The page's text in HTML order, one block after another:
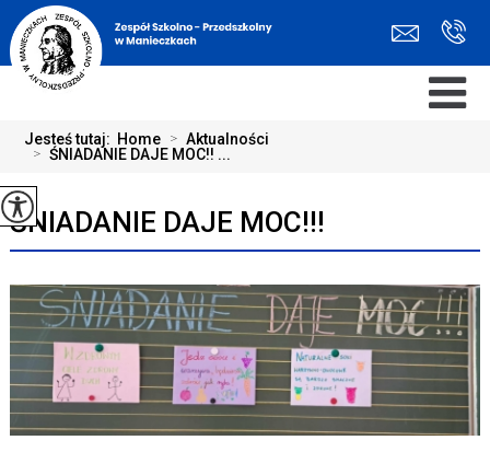
Jesteś tutaj: Home > Aktualności
> ŚNIADANIE DAJE MOC!! ...
ŚNIADANIE DAJE MOC!!!